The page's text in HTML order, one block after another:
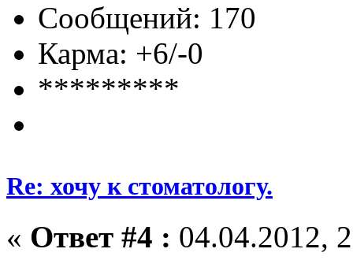
Сообщений: 170
Карма: +6/-0
*********
Re: хочу к стоматологу.
« Ответ #4 : 04.04.2012,